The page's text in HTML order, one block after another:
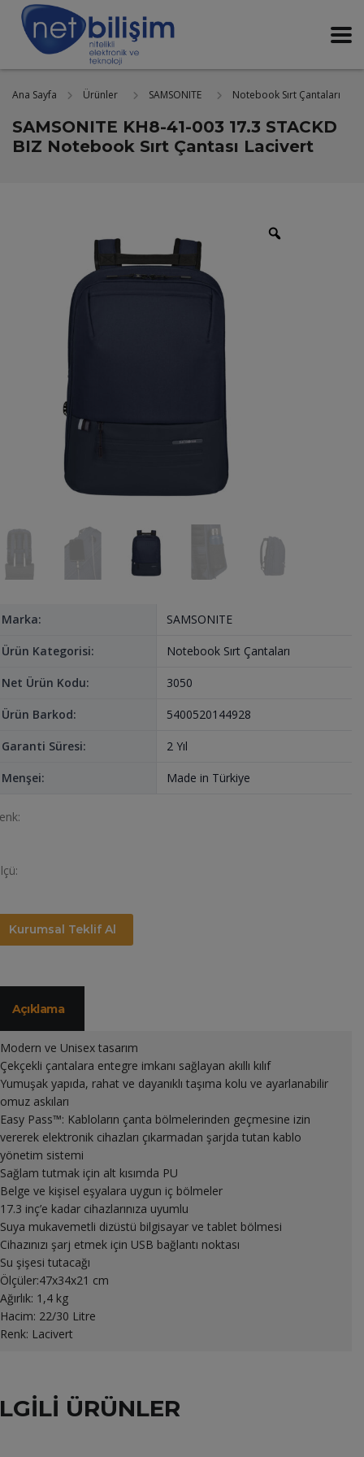
Ana Sayfa Ürünler SAMSONITE Notebook Sırt Çantaları
SAMSONITE KH8-41-003 17.3 STACKD
BIZ Notebook Sırt Çantası Lacivert
Marka: SAMSONITE
Ürün Kategorisi: Notebook Sırt Çantaları
Net Ürün Kodu: 3050
Ürün Barkod: 5400520144928
Garanti Süresi: 2 Yıl
Menşei: Made in Türkiye
Kurumsal Teklif Al
Açıklama
Modern ve Unisex tasarım
Çekçekli çantalara entegre imkanı sağlayan akıllı kılıf
Yumuşak yapıda, rahat ve dayanıklı taşıma kolu ve ayarlanabilir
omuz askıları
Easy Pass™: Kabloların çanta bölmelerinden geçmesine izin
vererek elektronik cihazları çıkarmadan şarjda tutan kablo
yönetim sistemi
Sağlam tutmak için alt kısımda PU
Belge ve kişisel eşyalara uygun iç bölmeler
17.3 inç’e kadar cihazlarınıza uyumlu
Suya mukavemetli dizüstü bilgisayar ve tablet bölmesi
Cihazınızı şarj etmek için USB bağlantı noktası
Su şişesi tutacağı
Ölçüler:47x34x21 cm
Ağırlık: 1,4 kg
Hacim: 22/30 Litre
Renk: Lacivert
ÜRÜNLER